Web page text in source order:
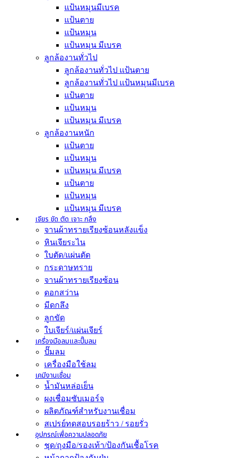
แป้นหมุนมีเบรค
แป้นตาย
แป้นหมุน
แป้นหมุน มีเบรค
ลูกล้องานทั่วไป
ลูกล้องานทั่วไป เเป้นตาย
ลูกล้องานทั่วไป เเป้นหมุนมีเบรค
แป้นตาย
แป้นหมุน
แป้นหมุน มีเบรค
ลูกล้องานหนัก
เเป้นตาย
เเป้นหมุน
เเป้นหมุน มีเบรค
แป้นตาย
แป้นหมุน
แป้นหมุน มีเบรค
เจียร ขัด ตัด เจาะ กลึง
จานผ้าทรายเรียงซ้อนหลังแข็ง
หินเจียระไน
ใบตัด/แผ่นตัด
กระดาษทราย
จานผ้าทรายเรียงซ้อน
ดอกสว่าน
มีดกลึง
ลูกขัด
ใบเจียร์/แผ่นเจียร์
เครื่องมือลมและปั๊มลม
ปั๊มลม
เครื่องมือใช้ลม
เคมีงานเชื่อม
น้ำมันหล่อเย็น
ผงเชื่อมซับเมอร์จ
ผลิตภัณฑ์สำหรับงานเชื่อม
สเปรย์ทดสอบรอยร้าว / รอยรั่ว
อุปกรณ์เพื่อความปลอดภัย
ชุด/ถุงมือ/รองเท้า/ป้องกันเชื้อโรค